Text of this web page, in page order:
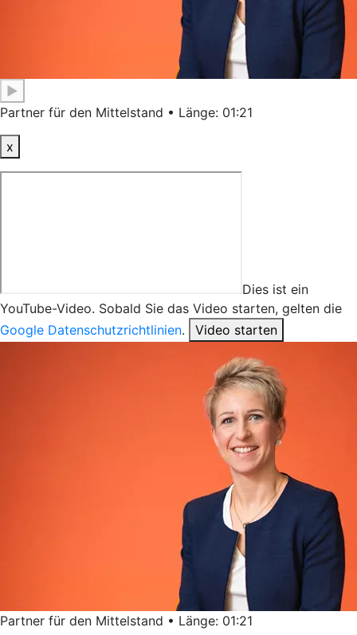
▶
Partner für den Mittelstand • Länge: 01:21
x
Dies ist ein
YouTube-Video. Sobald Sie das Video starten, gelten die
Google Datenschutzrichtlinien. Video starten
Partner für den Mittelstand • Länge: 01:21